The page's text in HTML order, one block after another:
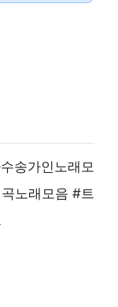
송가인노래모
노래모음 #트